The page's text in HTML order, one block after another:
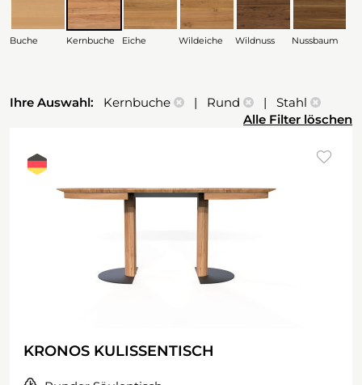
Buche Kernbuche Eiche Wildeiche Wildnuss Nussbaum
Ihre Auswahl: Kernbuche | Rund
| Stahl
Alle Filter löschen
KRONOS KULISSENTISCH